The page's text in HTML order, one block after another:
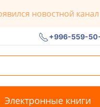
новостной
+996-559-
Электронные книги